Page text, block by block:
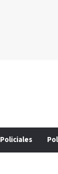
Policiales